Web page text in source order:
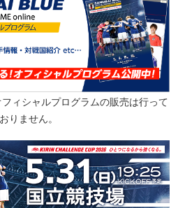
ィシャルプログラムの販売は行って
おりません。